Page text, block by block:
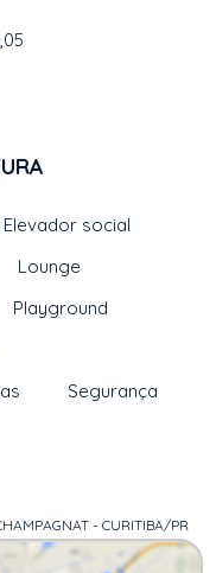
Elevador social
Lounge
Playground
Segurança
- CURITIBA/PR